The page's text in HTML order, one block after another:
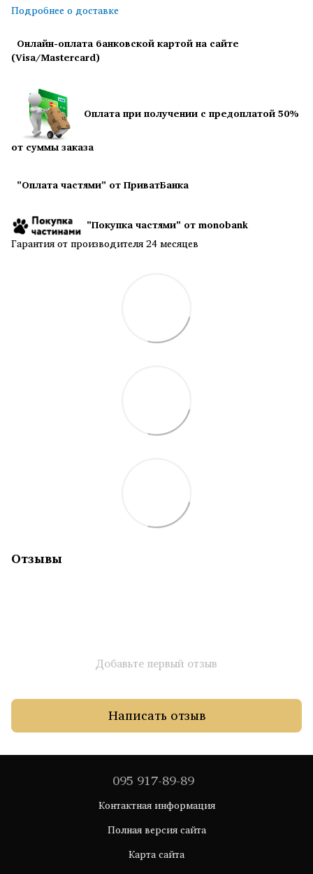
Подробнее о доставке
Онлайн-оплата банковской картой на сайте
(Visa/Mastercard)
Оплата при получении с предоплатой 50%
от суммы заказа
"Оплата частями" от ПриватБанка
"Покупка частями" от monobank
Гарантия от производителя 24 месяцев
Отзывы
Добавьте первый отзыв
Написать отзыв
095 917-89-89
Контактная информация
Полная версия сайта
Карта сайта